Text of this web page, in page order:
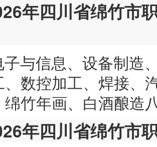
年四川省绵竹市
与信息、设备制造
数控加工、焊接、
竹年画、白酒酿造
年四川省绵竹市